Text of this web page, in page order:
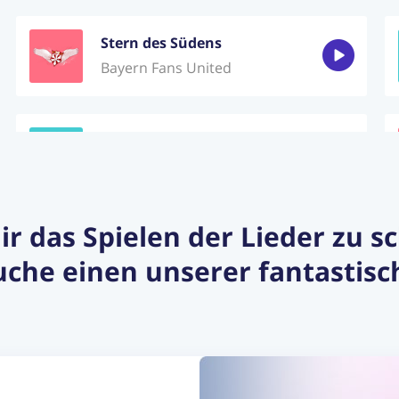
Stern des Südens
Bayern Fans United
Sweet child o' mine
Guns N' Roses
Herbert Grönemeyer
das Spielen der Lieder zu
einen unserer